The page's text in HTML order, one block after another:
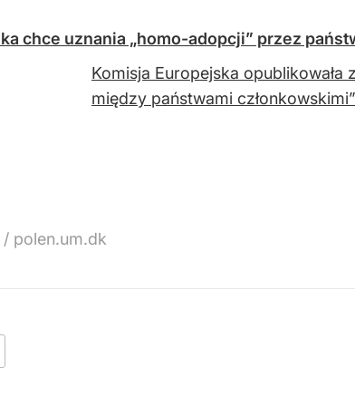
chce uznania „homo-adopcji” przez
Komisja Europejska
między państwami
/ polen.um.dk